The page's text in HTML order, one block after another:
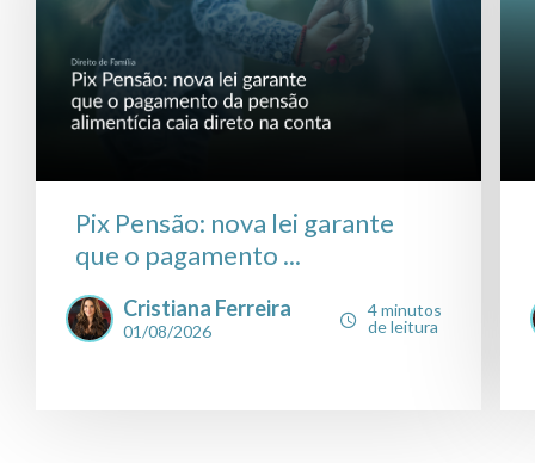
Pix Pensão: nova lei garante
que o pagamento ...
Cristiana Ferreira
01/08/2026
4 minutos
de leitura